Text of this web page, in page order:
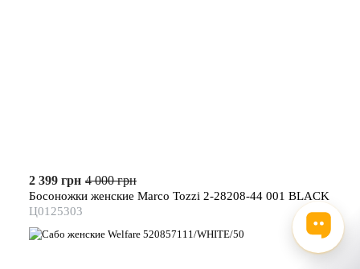
2 399 грн 4 000 грн
Босоножки женские Marco Tozzi 2-28208-44 001 BLACK
Ц0125303